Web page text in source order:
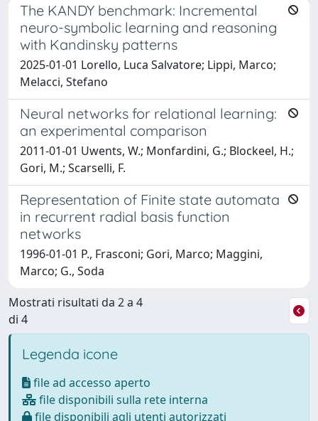
The KANDY benchmark: Incremental
neuro-symbolic learning and reasoning
with Kandinsky patterns
2025-01-01 Lorello, Luca Salvatore; Lippi, Marco;
Melacci, Stefano
Neural networks for relational learning:
an experimental comparison
2011-01-01 Uwents, W.; Monfardini, G.; Blockeel, H.;
Gori, M.; Scarselli, F.
Representation of Finite state automata
in recurrent radial basis function
networks
1996-01-01 P., Frasconi; Gori, Marco; Maggini,
Marco; G., Soda
Mostrati risultati da 2 a 4
di 4
Legenda icone
file ad accesso aperto
file disponibili sulla rete interna
file disponibili agli utenti autorizzati